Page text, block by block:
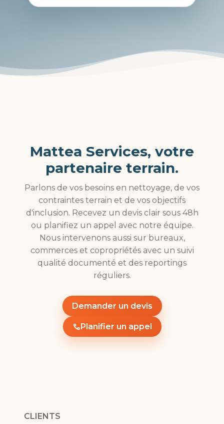
Mattea Services, votre
partenaire terrain.
Parlons de vos besoins en nettoyage, de vos
contraintes terrain et de vos objectifs
d'inclusion. Recevez un devis clair sous 48h
ou planifiez un appel avec notre équipe.
Nous intervenons aussi sur bureaux,
commerces et copropriétés avec un suivi
qualité documenté et des reportings
réguliers.
Demander un devis
callPlanifier un appel
CLIENTS